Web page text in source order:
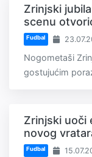
Zrinjski
scenu
Fudbal
Nogometaši
gostujućim
Zrinjski uoči
novog
Fudbal